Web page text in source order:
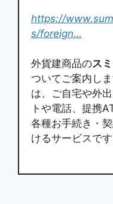
https://
s/foreign…
外貨建商品のス
ついてご案内し
は、ご自宅や外
トや電話、提携
各種お手続き・
けるサービスです